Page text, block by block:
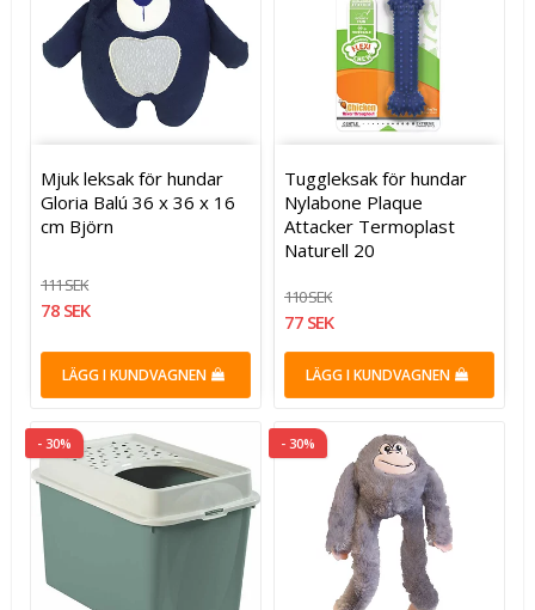
Mjuk leksak för hundar
Gloria Balú 36 x 36 x 16
cm Björn
111 SEK
78 SEK
LÄGG I KUNDVAGNEN
Tuggleksak för hundar
Nylabone Plaque
Attacker Termoplast
Naturell 20
110 SEK
77 SEK
LÄGG I KUNDVAGNEN
- 30% - 30%